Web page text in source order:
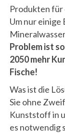
Produkten für
Um nur einige
Problem ist
2050 mehr
Fische!
Was ist die
Sie ohne
Kunststoff in
es notwendig